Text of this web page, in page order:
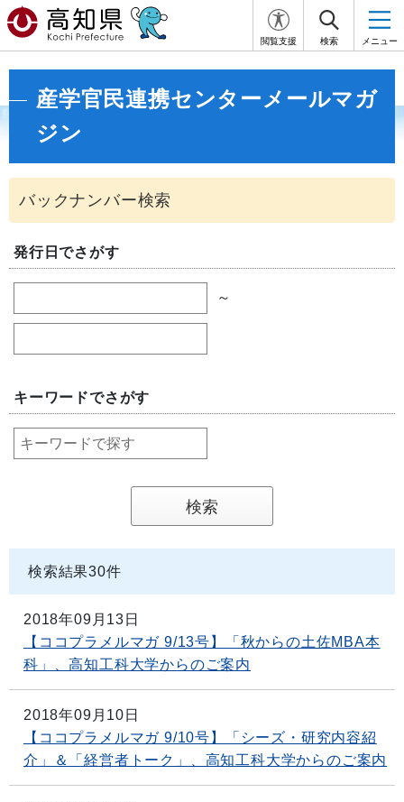
閲覧支援 検索 メニュー
産学官民連携センターメールマガ
ジン
発行日でさがす
～
キーワードでさがす
検索結果30件
2018年09月13日
【ココプラメルマガ 9/13号】「秋からの土佐MBA本
科」、高知工科大学からのご案内
2018年09月10日
【ココプラメルマガ 9/10号】「シーズ・研究内容紹
介」＆「経営者トーク」、高知工科大学からのご案内